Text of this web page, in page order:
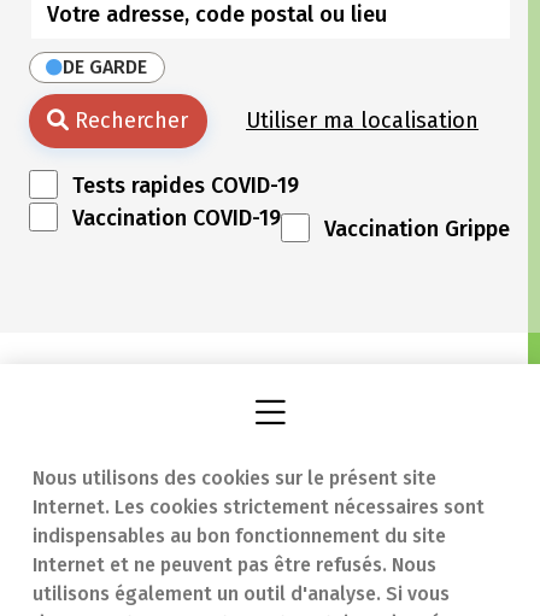
Nous utilisons des cookies sur le présent site
Internet. Les cookies strictement nécessaires sont
indispensables au bon fonctionnement du site
Internet et ne peuvent pas être refusés. Nous
utilisons également un outil d'analyse. Si vous
DE GARDE
Rechercher Utiliser ma localisation
Tests rapides COVID-19
Vaccination COVID-19
Vaccination Grippe
Trouver une
pharmacie
En cas d'urgence
Contact